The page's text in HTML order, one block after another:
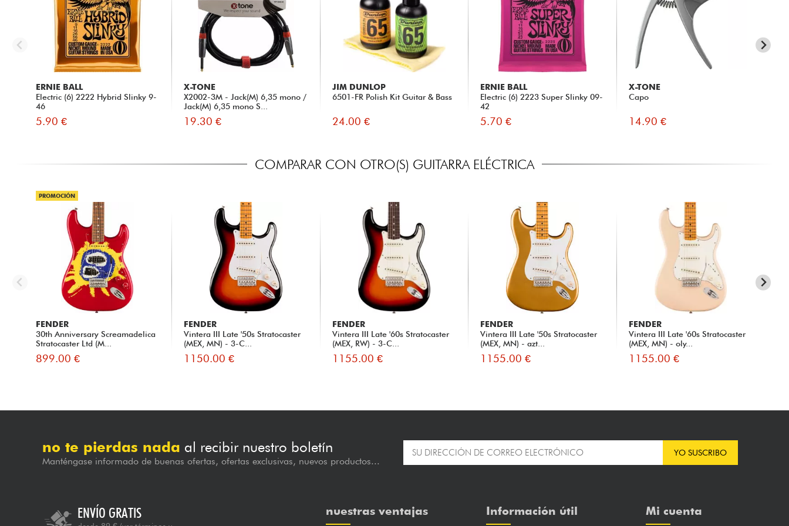
ERNIE BALL
Electric (6) 2222 Hybrid Slinky 9-
46
5.90 €
X-TONE
X2002-3M - Jack(M) 6,35 mono /
Jack(M) 6,35 mono S...
19.30 €
JIM DUNLOP
6501-FR Polish Kit Guitar & Bass
24.00 €
ERNIE BALL
Electric (6) 2223 Super Slinky 09-
42
5.70 €
X-TONE
Capo
14.90 €
COMPARAR CON OTRO(S) GUITARRA ELÉCTRICA
PROMOCIÓN
FENDER
30th Anniversary Screamadelica
Stratocaster Ltd (M...
899.00 €
FENDER
Vintera III Late '50s Stratocaster
(MEX, MN) - 3-C...
1150.00 €
FENDER
Vintera III Late '60s Stratocaster
(MEX, RW) - 3-C...
1155.00 €
FENDER
Vintera III Late '50s Stratocaster
(MEX, MN) - azt...
1155.00 €
FENDER
Vintera III Late '60s Stratocaster
(MEX, MN) - oly...
1155.00 €
no te pierdas nada al recibir nuestro boletín
Manténgase informado de buenas ofertas, ofertas exclusivas, nuevos productos...
YO SUSCRIBO
ENVÍO GRATIS nuestras ventajas Información útil Mi cuenta